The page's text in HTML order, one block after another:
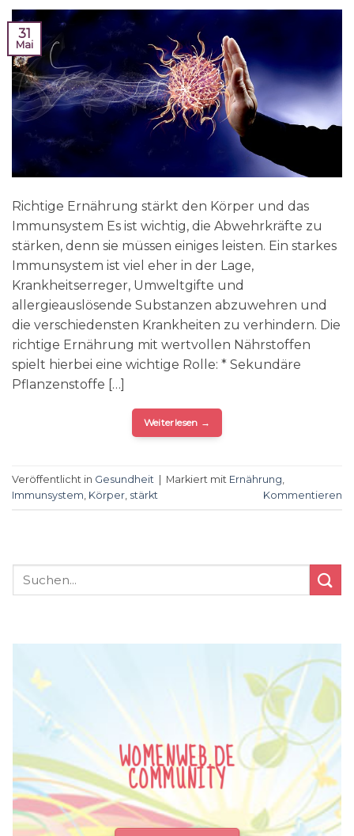
31
Mai
Richtige Ernährung stärkt den Körper und das
Immunsystem Es ist wichtig, die Abwehrkräfte zu
stärken, denn sie müssen einiges leisten. Ein starkes
Immunsystem ist viel eher in der Lage,
Krankheitserreger, Umweltgifte und
allergieauslösende Substanzen abzuwehren und
die verschiedensten Krankheiten zu verhindern. Die
richtige Ernährung mit wertvollen Nährstoffen
spielt hierbei eine wichtige Rolle: * Sekundäre
Pflanzenstoffe […]
Weiterlesen →
Veröffentlicht in Gesundheit | Markiert mit Ernährung
Immunsystem Körper stärkt Kommentieren
WOMENWEB.DE
COMMUNITY